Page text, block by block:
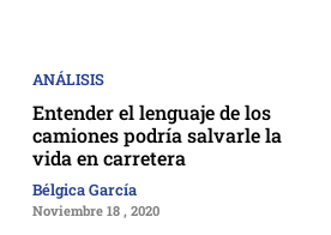
ANÁLISIS
Entender el lenguaje de los
camiones podría salvarle la
vida en carretera
Bélgica García
Noviembre 18 , 2020